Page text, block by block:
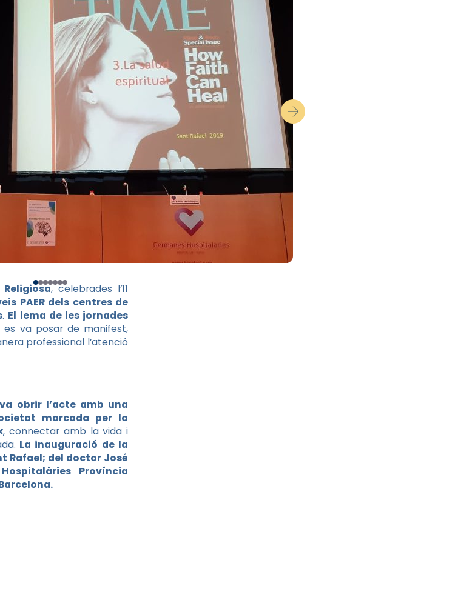
, celebrades l’11
PAER dels centres de
. El lema de les jornades
va posar de manifest,
professional l’atenció
va obrir l’acte amb una
marcada per la
, connectar amb la vida i
La inauguració de la
Rafael; del doctor José
Província